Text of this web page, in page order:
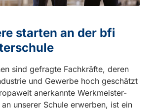
starten an der bfi
sind gefragte Fachkräfte, deren
und Gewerbe hoch geschätzt
anerkannte Werkmeister-
unserer Schule erwerben, ist ein